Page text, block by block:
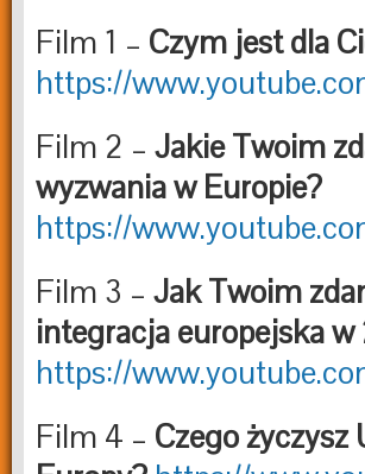
Film 1 – Czym jest dla
https://
Film 2 – Jakie Twoim
wyzwania w Europie?
https://
Film 3 – Jak Twoim
integracja europejska
https://
Film 4 – Czego